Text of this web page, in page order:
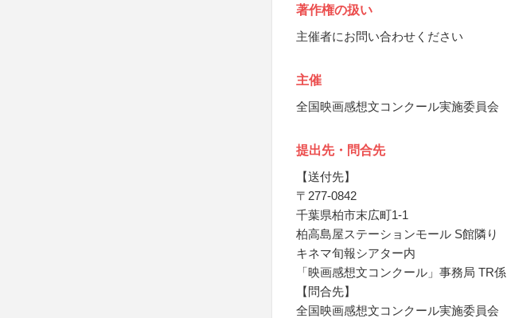
著作権の扱い
主催者にお問い合わせください
主催
全国映画感想文コンクール実施委員会
提出先・問合先
【送付先】
〒277-0842
千葉県柏市末広町1-1
柏高島屋ステーションモール S館隣り
キネマ旬報シアター内
「映画感想文コンクール」事務局 TR係
【問合先】
全国映画感想文コンクール実施委員会